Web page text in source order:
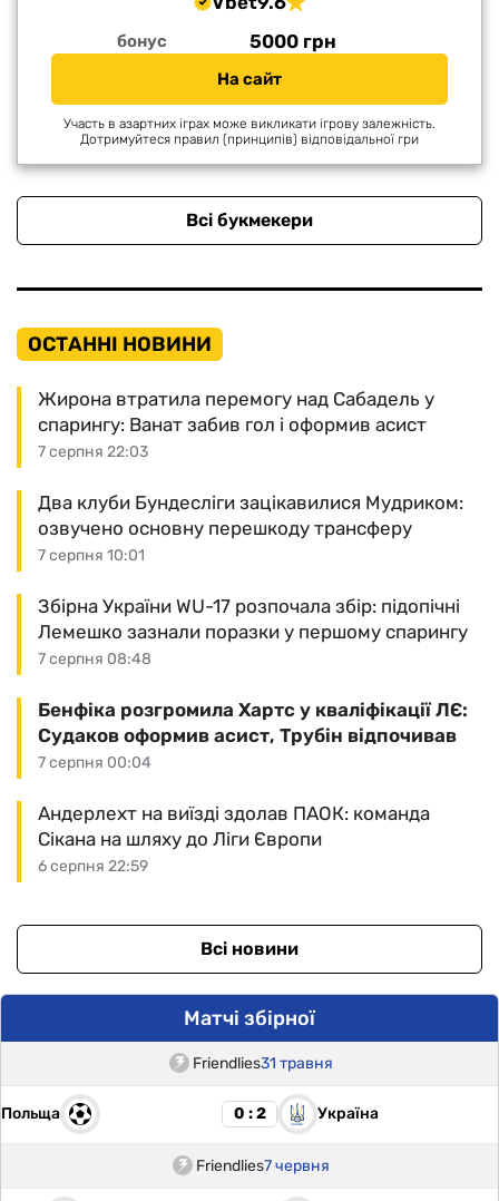
бонус 5000 грн
На сайт
Участь в азартних іграх може викликати ігрову залежність.
Дотримуйтеся правил (принципів) відповідальної гри
Всі букмекери
ОСТАННІ НОВИНИ
7 серпня 22:03
Жирона втратила перемогу над Сабадель у
спарингу: Ванат забив гол і оформив асист
7 серпня 10:01
Два клуби Бундесліги зацікавилися Мудриком:
озвучено основну перешкоду трансферу
7 серпня 08:48
Збірна України WU-17 розпочала збір: підопічні
Лемешко зазнали поразки у першому спарингу
7 серпня 00:04
Бенфіка розгромила Хартс у кваліфікації ЛЄ:
Судаков оформив асист, Трубін відпочивав
6 серпня 22:59
Андерлехт на виїзді здолав ПАОК: команда
Сікана на шляху до Ліги Європи
Всі новини
Матчі збірної
Friendlies31 травня
Польща 0 : 2 Україна
Friendlies7 червня